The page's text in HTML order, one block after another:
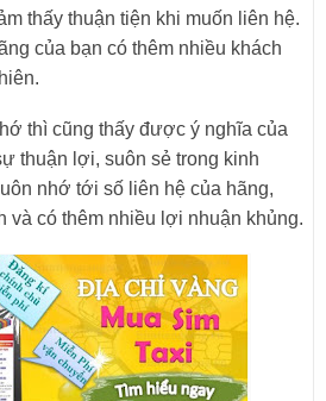
thấy thuận tiện khi muốn liên hệ.
của bạn có thêm nhiều khách
thì cũng thấy được ý nghĩa của
thuận lợi, suôn sẻ trong kinh
nhớ tới số liên hệ của hãng,
và có thêm nhiều lợi nhuận khủng.